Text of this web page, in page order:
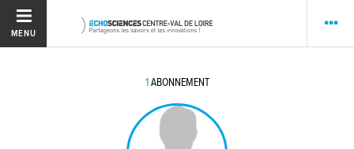
MENU
1ABONNEMENT